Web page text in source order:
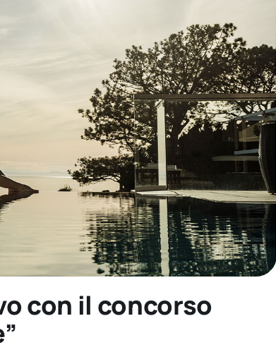
con il concorso